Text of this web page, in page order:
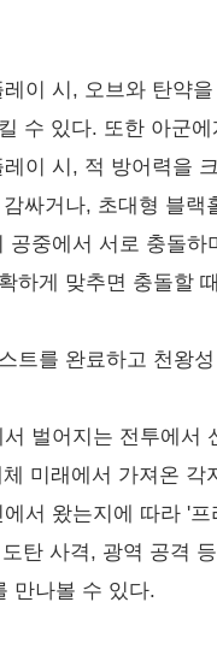
레이 시, 오브와 탄약
수 있다. 또한 아군
레이 시, 적 방어력을
싸거나, 초대형 블
공중에서 서로 충돌
하게 맞추면 충돌할
트를 완료하고 천왕
서 벌어지는 전투에
미래에서 가져온
에서 왔는지에 따라 '
도탄 사격, 광역 공격
만나볼 수 있다.